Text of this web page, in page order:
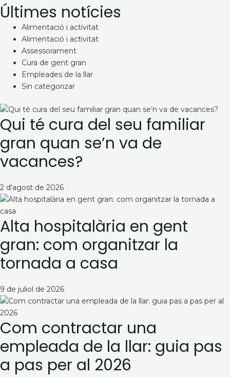
Últimes notícies
Alimentació i activitat
Alimentació i activitat
Assessorament
Cura de gent gran
Empleades de la llar
Sin categorizar
Qui té cura del seu familiar
gran quan se’n va de
vacances?
2 d'agost de 2026
Alta hospitalària en gent
gran: com organitzar la
tornada a casa
9 de juliol de 2026
Com contractar una
empleada de la llar: guia pas
a pas per al 2026